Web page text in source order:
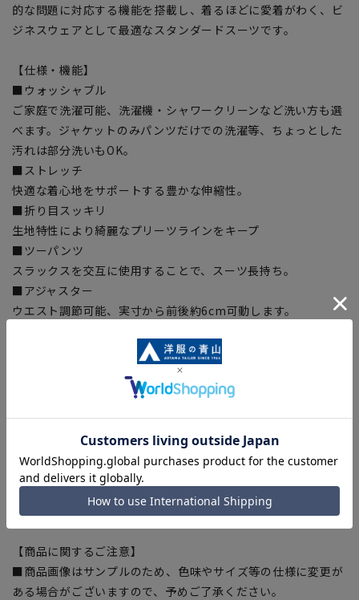
的な問題に対応する機能を搭載し、着るほどに愛着がわく、ビ
ジネスウェアとして最適なスタンダードスーツです。
【仕様・機能】
■ウォッシャブル
ご家庭で洗濯可能、洗濯機・シャワークリーンなど洗い方も選
べます。ジャケットのみパンツだけでの洗濯等、ちょっとした
汚れは部分洗いもOK。
■ストレッチ
快適な着心地をサポートする豊かな伸縮性。
■折り目スッキリ
生地特性により綺麗なプリーツラインをキープ
■ツーパンツ
スラックスを交互に使用することで、スーツ長持ち。
■アジャスター
ウエスト調節可能、実寸から前後約6cm可動します。
尻側にも裏地を付けた総裏仕様になっています。補強の為に着
けていますが、透け防止にもなります。
用しています。ECOBLUE®はマテリアルリサイクルにより、ペ
ットボトルを繊維へと再生しています。
【シルエット】《ゆったり》 (当社比)
【商品に関するご注意】
■商品画像はサンプルのため、色味やサイズ等の仕様に変更が
ある場合がございますので、予めご了承ください。